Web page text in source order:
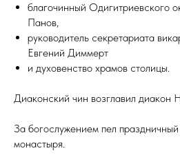
благочинный Одигитриевского
Панов,
руководитель секретариата
Евгений Диммерт
и духовенство храмов столицы.
Диаконский чин возглавил диакон
За богослужением пел
монастыря.